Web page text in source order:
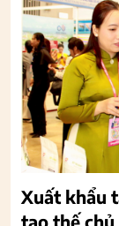
Xuất khẩu
tạo thế chủ